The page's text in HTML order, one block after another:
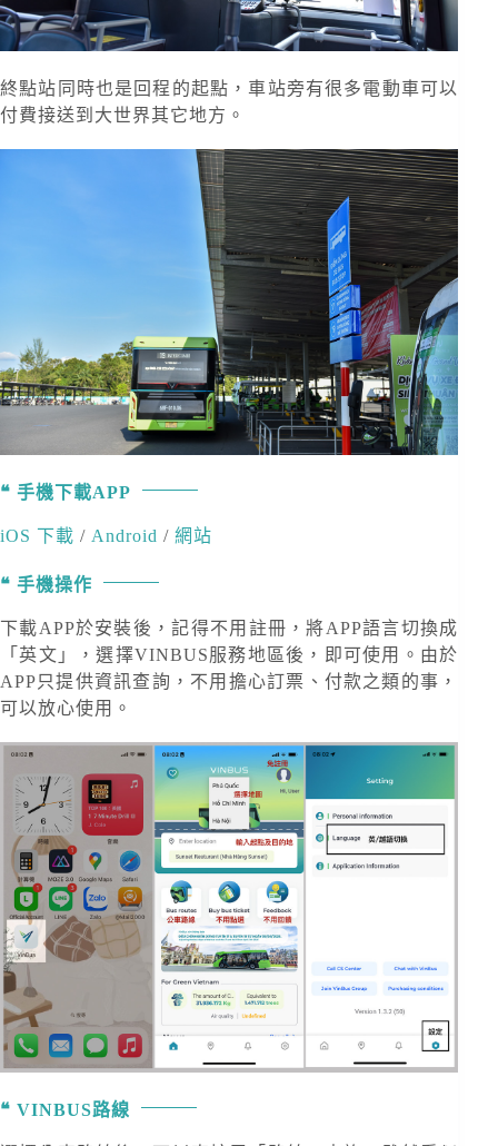
終點站同時也是回程的起點，車站旁有很多電動車可以
付費接送到大世界其它地方。
手機下載APP
iOS 下載 / Android / 網站
手機操作
下載APP於安裝後，記得不用註冊，將APP語言切換成
「英文」，選擇VINBUS服務地區後，即可使用。由於
APP只提供資訊查詢，不用擔心訂票、付款之類的事，
可以放心使用。
VINBUS路線